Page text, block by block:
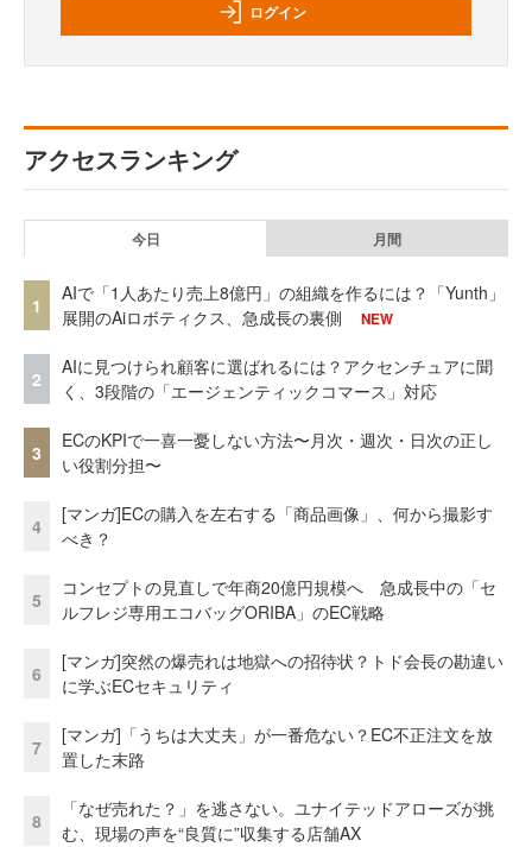
ログイン
アクセスランキング
今日 月間
1
AIで「1人あたり売上8億円」の組織を作るには？「Yunth」
展開のAiロボティクス、急成長の裏側
NEW
2
AIに見つけられ顧客に選ばれるには？アクセンチュアに聞
く、3段階の「エージェンティックコマース」対応
3
ECのKPIで一喜一憂しない方法〜月次・週次・日次の正し
い役割分担〜
4
[マンガ]ECの購入を左右する「商品画像」、何から撮影す
べき？
5
コンセプトの見直しで年商20億円規模へ 急成長中の「セ
ルフレジ専用エコバッグORIBA」のEC戦略
6
[マンガ]突然の爆売れは地獄への招待状？トド会長の勘違い
に学ぶECセキュリティ
7
[マンガ]「うちは大丈夫」が一番危ない？EC不正注文を放
置した末路
8
「なぜ売れた？」を逃さない。ユナイテッドアローズが挑
む、現場の声を“良質に”収集する店舗AX